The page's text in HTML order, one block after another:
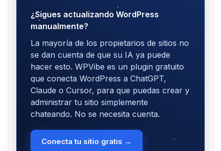
¿Sigues actualizando WordPress
manualmente?
La mayoría de los propietarios de sitios no
se dan cuenta de que su IA ya puede
hacer esto. WPVibe es un plugin gratuito
que conecta WordPress a ChatGPT,
Claude o Cursor, para que puedas crear y
administrar tu sitio simplemente
chateando. No se necesita cuenta.
Conecta tu sitio gratis →